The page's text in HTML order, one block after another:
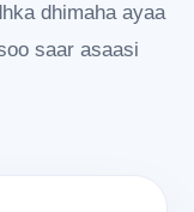
dhimaha ayaa
saar asaasi